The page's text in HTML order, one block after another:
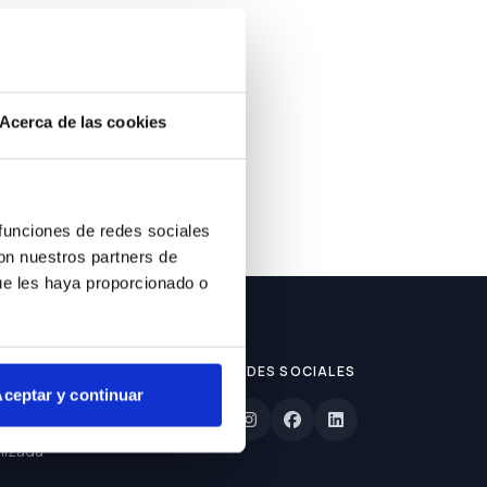
Acerca de las cookies
de redes sociales
nuestros partners de
les haya proporcionado o
y continuar
REDES SOCIALES